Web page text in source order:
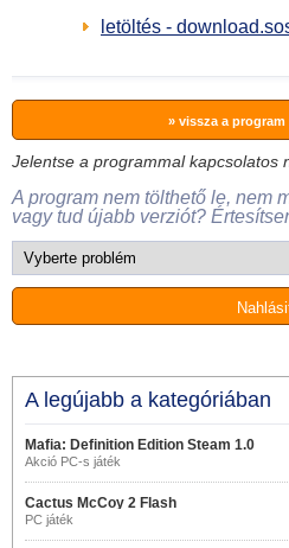
letöltés -
» vissza a program
Jelentse a programmal kapcsolatos
A program nem tölthető le, nem
vagy tud újabb verziót?
A legújabb a kategóriában
Mafia: Definition Edition Steam 1.0
Akció PC-s játék
Cactus McCoy 2 Flash
PC játék